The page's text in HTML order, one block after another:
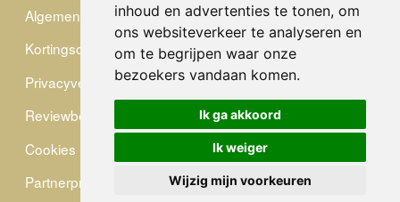
inhoud en advertenties te tonen, om
ons websiteverkeer te analyseren en
om te begrijpen waar onze
bezoekers vandaan komen.
Ik ga akkoord
Ik weiger
Wijzig mijn voorkeuren
Algemene Voorwaarden
Kortingscode
Privacyverklaring
Reviewbeleid
Cookies
Partnerprogramma